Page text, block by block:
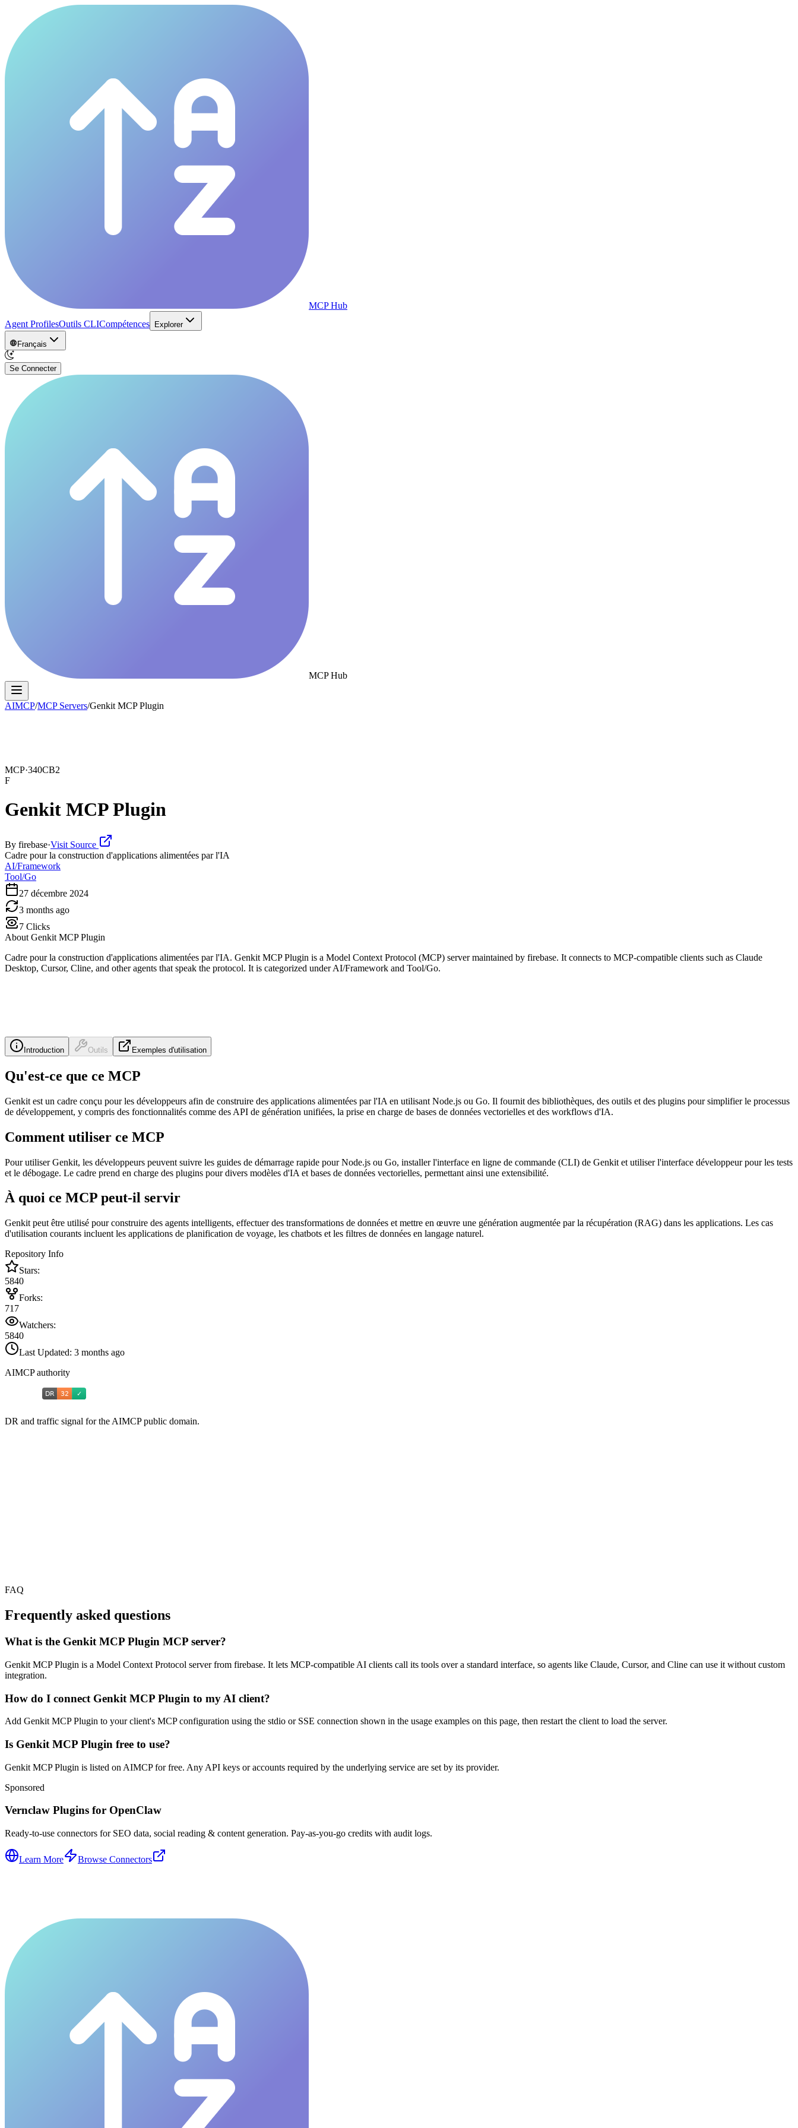
MCP Hub
Agent ProfilesOutils CLICompétences Explorer
Français
Se Connecter
MCP Hub
AIMCP/MCP Servers/Genkit MCP Plugin
MCP·340CB2
F
Genkit MCP Plugin
By firebase·Visit Source
Cadre pour la construction d'applications alimentées par l'IA
AI/Framework
Tool/Go
27 décembre 2024
3 months ago
7 Clicks
About Genkit MCP Plugin
Cadre pour la construction d'applications alimentées par l'IA. Genkit MCP Plugin is a Model Context Protocol (MCP) server maintained by firebase. It connects to MCP-compatible clients such as Claude
Desktop, Cursor, Cline, and other agents that speak the protocol. It is categorized under AI/Framework and Tool/Go.
Introduction Outils Exemples d'utilisation
Qu'est-ce que ce MCP
Genkit est un cadre conçu pour les développeurs afin de construire des applications alimentées par l'IA en utilisant Node.js ou Go. Il fournit des bibliothèques, des outils et des plugins pour simplifier le processus
de développement, y compris des fonctionnalités comme des API de génération unifiées, la prise en charge de bases de données vectorielles et des workflows d'IA.
Comment utiliser ce MCP
Pour utiliser Genkit, les développeurs peuvent suivre les guides de démarrage rapide pour Node.js ou Go, installer l'interface en ligne de commande (CLI) de Genkit et utiliser l'interface développeur pour les tests
et le débogage. Le cadre prend en charge des plugins pour divers modèles d'IA et bases de données vectorielles, permettant ainsi une extensibilité.
À quoi ce MCP peut-il servir
Genkit peut être utilisé pour construire des agents intelligents, effectuer des transformations de données et mettre en œuvre une génération augmentée par la récupération (RAG) dans les applications. Les cas
d'utilisation courants incluent les applications de planification de voyage, les chatbots et les filtres de données en langage naturel.
Repository Info
Stars:
5840
Forks:
717
Watchers:
5840
Last Updated: 3 months ago
AIMCP authority
DR and traffic signal for the AIMCP public domain.
FAQ
Frequently asked questions
What is the Genkit MCP Plugin MCP server?
Genkit MCP Plugin is a Model Context Protocol server from firebase. It lets MCP-compatible AI clients call its tools over a standard interface, so agents like Claude, Cursor, and Cline can use it without custom
integration.
How do I connect Genkit MCP Plugin to my AI client?
Add Genkit MCP Plugin to your client's MCP configuration using the stdio or SSE connection shown in the usage examples on this page, then restart the client to load the server.
Is Genkit MCP Plugin free to use?
Genkit MCP Plugin is listed on AIMCP for free. Any API keys or accounts required by the underlying service are set by its provider.
Sponsored
Vernclaw Plugins for OpenClaw
Ready-to-use connectors for SEO data, social reading & content generation. Pay-as-you-go credits with audit logs.
Learn More Browse Connectors